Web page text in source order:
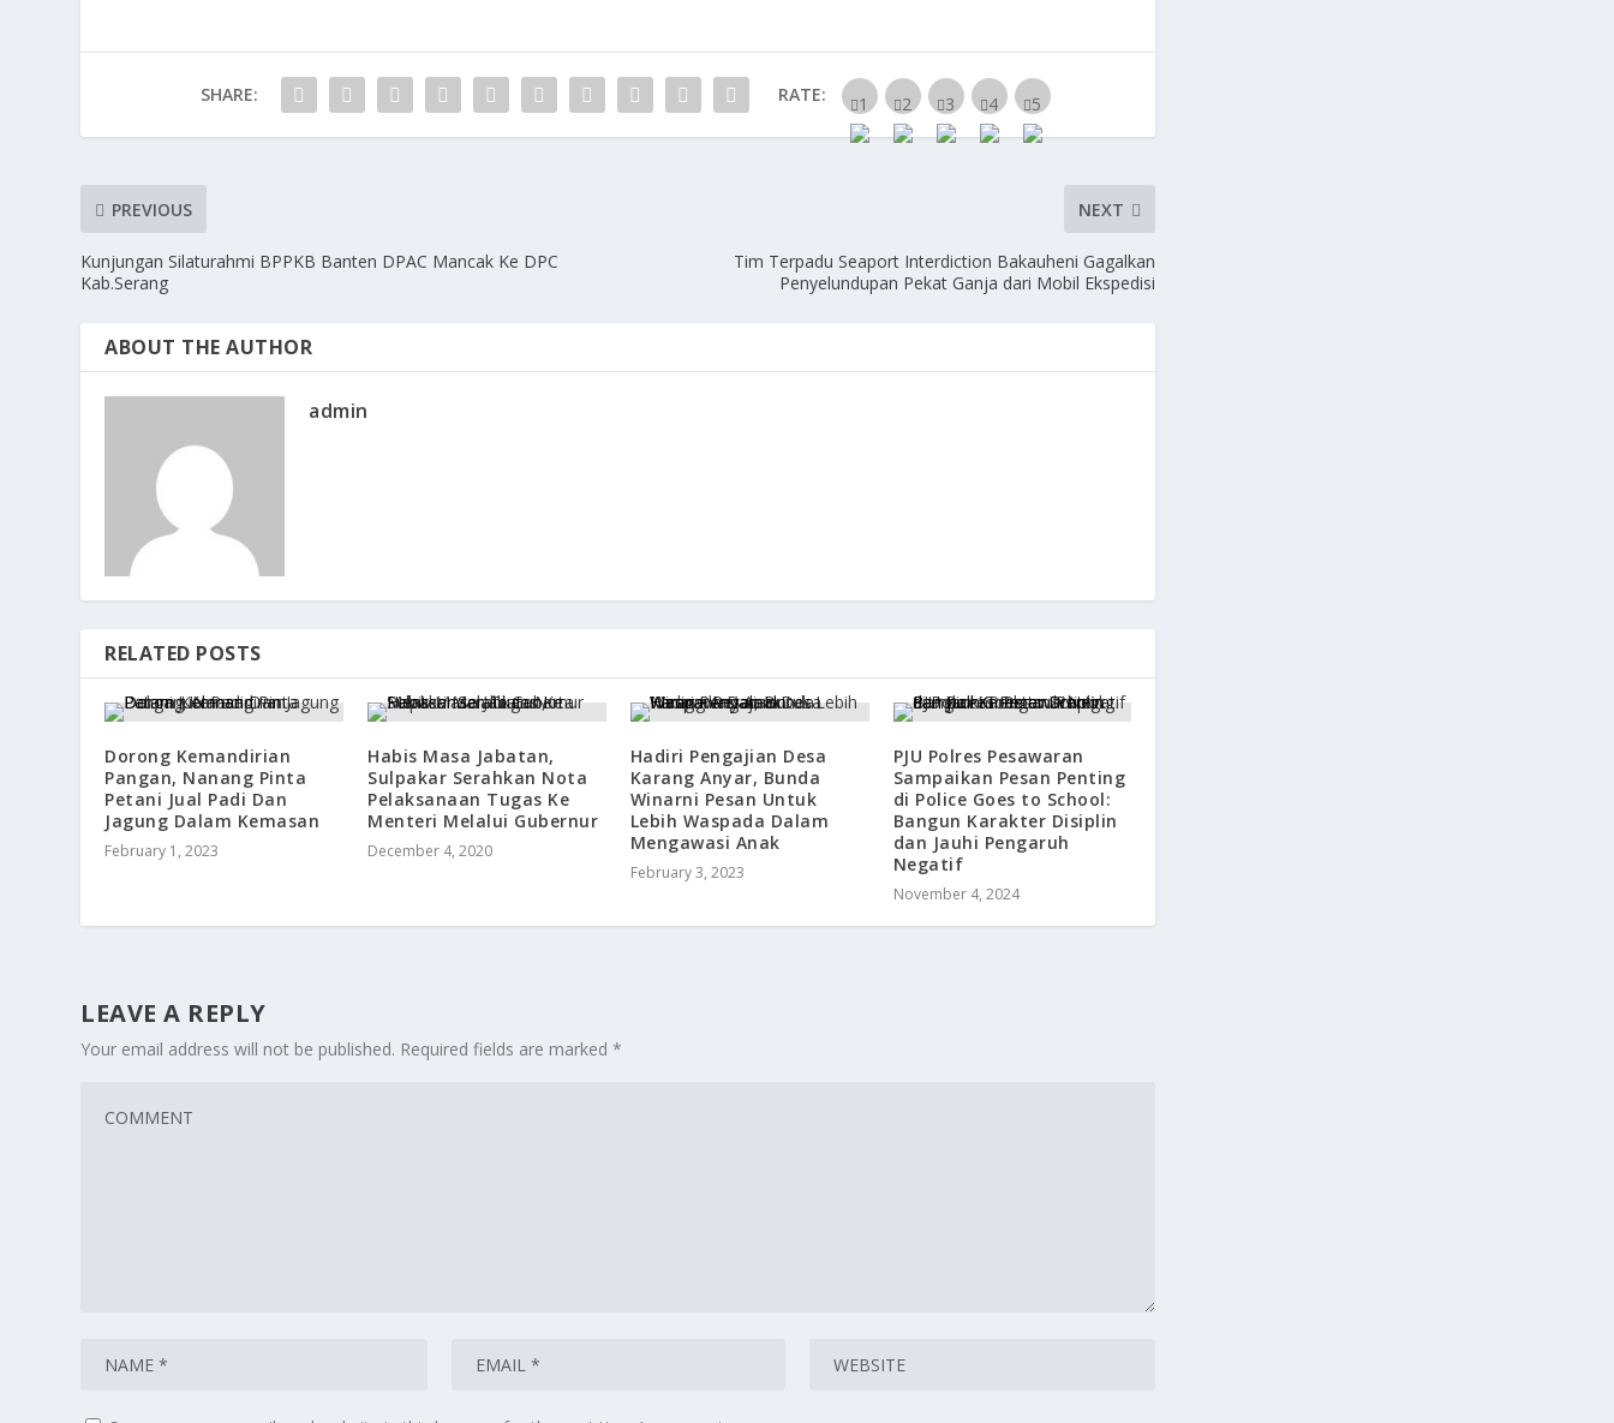
o
o
k
o
n
SHARE: RATE:
PREVIOUS
Kunjungan Silaturahmi BPPKB Banten DPAC Mancak Ke DPC
Kab.Serang
NEXT
Tim Terpadu Seaport Interdiction Bakauheni Gagalkan
Penyelundupan Pekat Ganja dari Mobil Ekspedisi
ABOUT THE AUTHOR
admin
RELATED POSTS
Dorong Kemandirian
Pangan, Nanang Pinta
Petani Jual Padi Dan
Jagung Dalam Kemasan
February 1, 2023
Habis Masa Jabatan,
Sulpakar Serahkan Nota
Pelaksanaan Tugas Ke
Menteri Melalui Gubernur
December 4, 2020
Hadiri Pengajian Desa
Karang Anyar, Bunda
Winarni Pesan Untuk
Lebih Waspada Dalam
Mengawasi Anak
February 3, 2023
PJU Polres Pesawaran
Sampaikan Pesan Penting
di Police Goes to School:
Bangun Karakter Disiplin
dan Jauhi Pengaruh
Negatif
November 4, 2024
LEAVE A REPLY
Your email address will not be published. Required fields are marked*